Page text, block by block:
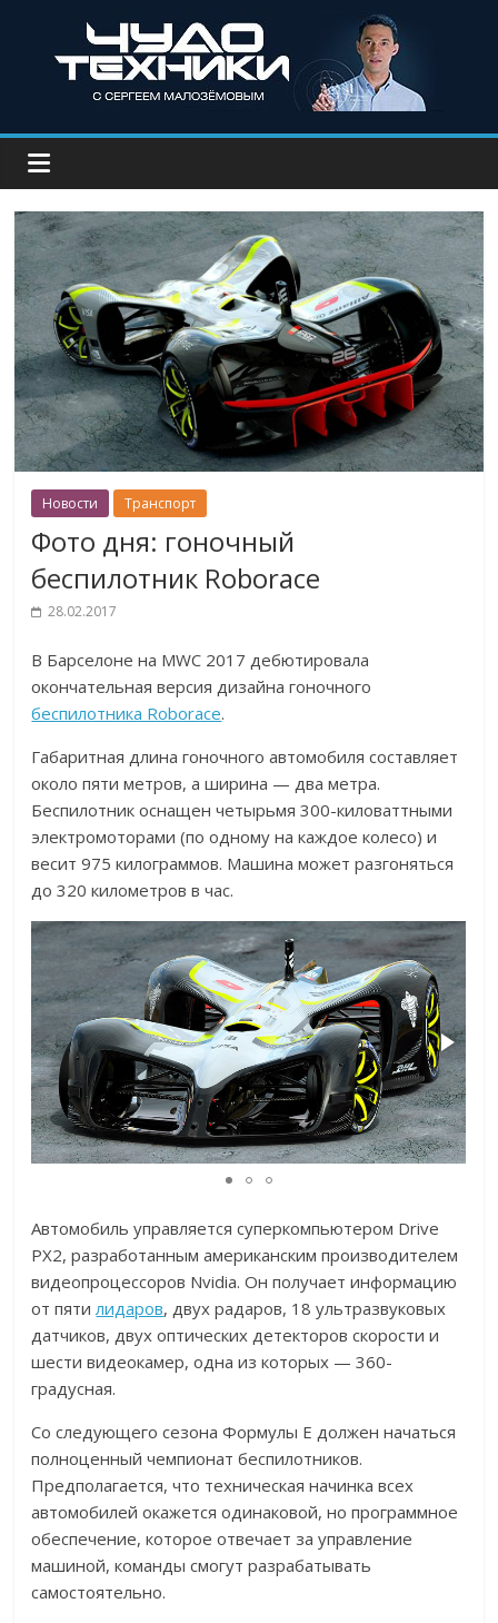
Новости Транспорт
Фото дня: гоночный
беспилотник Roborace
28.02.2017
В Барселоне на MWC 2017 дебютировала
окончательная версия дизайна гоночного
беспилотника Roborace.
Габаритная длина гоночного автомобиля составляет
около пяти метров, а ширина — два метра.
Беспилотник оснащен четырьмя 300-киловаттными
электромоторами (по одному на каждое колесо) и
весит 975 килограммов. Машина может разгоняться
до 320 километров в час.
Автомобиль управляется суперкомпьютером Drive
PX2, разработанным американским производителем
видеопроцессоров Nvidia. Он получает информацию
от пятилидаров, двух радаров, 18 ультразвуковых
датчиков, двух оптических детекторов скорости и
шести видеокамер, одна из которых — 360-
градусная.
Со следующего сезона Формулы Е должен начаться
полноценный чемпионат беспилотников.
Предполагается, что техническая начинка всех
автомобилей окажется одинаковой, но программное
обеспечение, которое отвечает за управление
машиной, команды смогут разрабатывать
самостоятельно.